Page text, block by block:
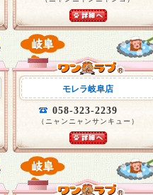
モレラ岐阜店
058-323-2239
（ニャンニャンサンキュー）